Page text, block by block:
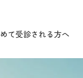
て受診される方へ